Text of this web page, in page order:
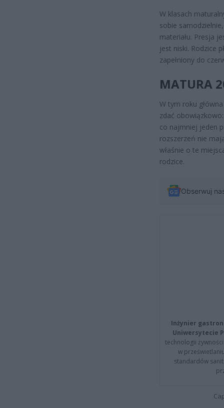
W klasach
sobie
materiału. Presja
jest niski. Rodzice
zapełniony do
MATURA
W tym roku
zdać
co najmniej jeden
rozszerzeń nie
właśnie o te
rodzice.
Obserwuj
Inżynier
Uniwersytecie
technologii
w
standardów